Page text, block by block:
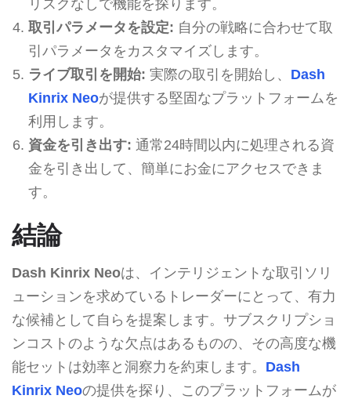
リスクなしで機能を探ります。
取引パラメータを設定: 自分の戦略に合わせて取
引パラメータをカスタマイズします。
ライブ取引を開始: 実際の取引を開始し、 Dash
Kinrix Neoが提供する堅固なプラットフォームを
利用します。
資金を引き出す: 通常24時間以内に処理される資
金を引き出して、簡単にお金にアクセスできま
す。
結論
Dash Kinrix Neoは、インテリジェントな取引ソリ
ューションを求めているトレーダーにとって、有力
な候補として自らを提案します。サブスクリプショ
ンコストのような欠点はあるものの、その高度な機
能セットは効率と洞察力を約束します。 Dash
Kinrix Neoの提供を探り、このプラットフォームが